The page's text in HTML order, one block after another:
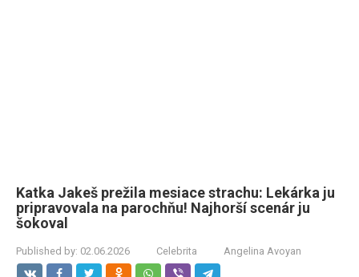
Katka Jakeš prežila mesiace strachu: Lekárka ju
pripravovala na parochňu! Najhorší scenár ju
šokoval
Published by: 02.06.2026 Celebrita Angelina Avoyan